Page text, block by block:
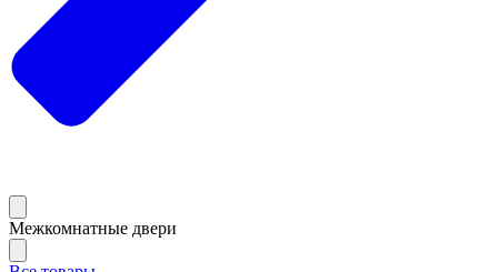
Межкомнатные двери